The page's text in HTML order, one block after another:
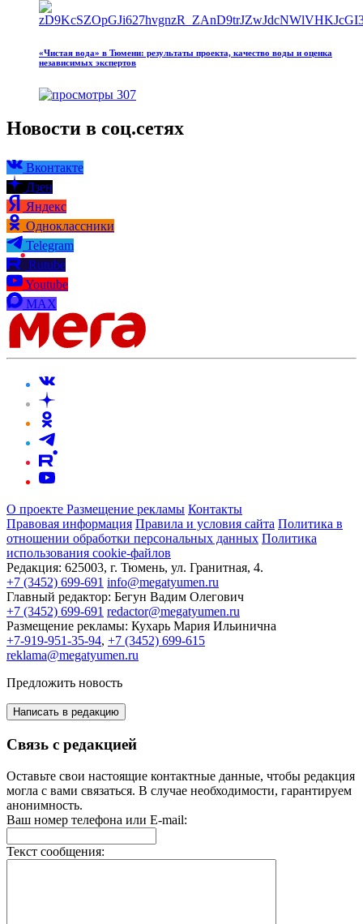
«Чистая вода» в Тюмени: результаты проекта, качество воды и оценка
независимых экспертов
307
Новости в соц.сетях
Вконтакте
Дзен
Яндекс
Одноклассники
Telegram
Rutube
Youtube
MAX
О проекте Размещение рекламы Контакты
Правовая информация Правила и условия сайта Политика в
отношении обработки персональных данных Политика
использования cookie-файлов
Редакция: 625003, г. Тюмень, ул. Гранитная, 4.
+7 (3452) 699-691 info@megatyumen.ru
Главный редактор: Бегун Вадим Олегович
+7 (3452) 699-691 redactor@megatyumen.ru
Размещение рекламы: Кухарь Мария Ильинична
+7-919-951-35-94, +7 (3452) 699-615
reklama@megatyumen.ru
Предложить новость
Написать в редакцию
Связь с редакцией
Оставьте свои настоящие контактные данные, чтобы редакция
могла с вами связаться. В случае необходимости, гарантируем
анонимность.
Ваш номер телефона или E-mail:
Текст сообщения: